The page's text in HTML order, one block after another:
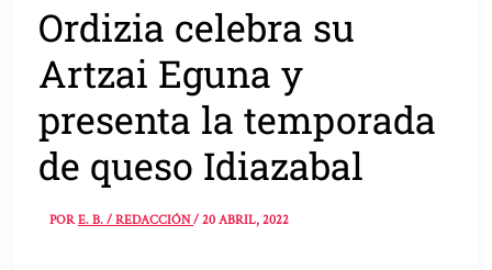
Ordizia celebra su
Artzai Eguna y
presenta la temporada
de queso Idiazabal
PORE. B. / REDACCIÓN/20 ABRIL, 2022